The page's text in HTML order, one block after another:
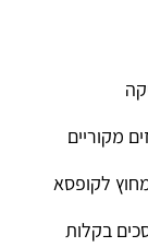
מקוריים
בקלות